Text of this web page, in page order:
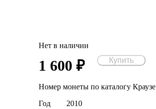
Нет в наличии
1 600 ₽
Номер монеты по каталогу Краузе
Год
2010